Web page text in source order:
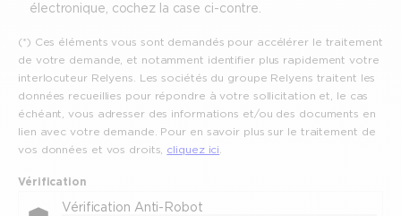
électronique, cochez la case ci-contre.
(*) Ces éléments vous sont demandés pour accélérer le traitement
de votre demande, et notamment identifier plus rapidement votre
interlocuteur Relyens. Les sociétés du groupe Relyens traitent les
données recueillies pour répondre à votre sollicitation et, le cas
échéant, vous adresser des informations et/ou des documents en
lien avec votre demande. Pour en savoir plus sur le traitement de
vos données et vos droits, cliquez ici.
Vérification
Vérification Anti-Robot